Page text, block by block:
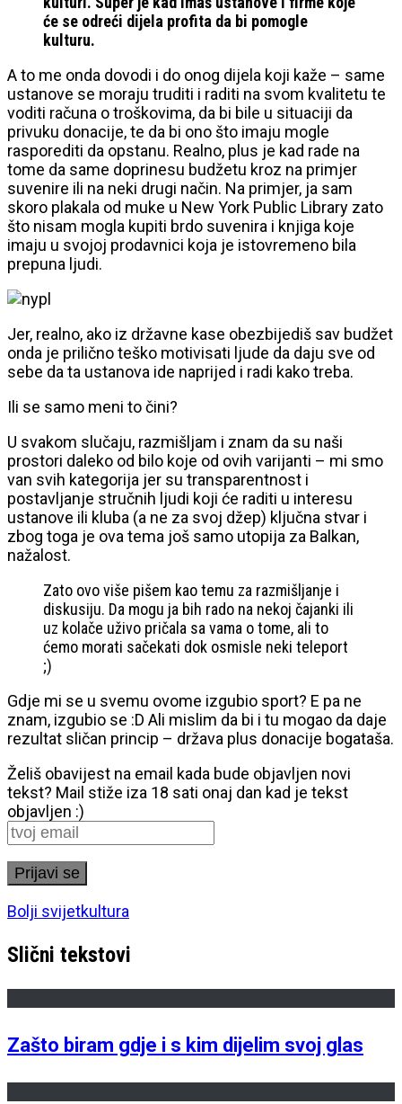
će se odreći dijela profita da bi pomogle
kulturu.
A to me onda dovodi i do onog dijela koji kaže – same
ustanove se moraju truditi i raditi na svom kvalitetu te
voditi računa o troškovima, da bi bile u situaciji da
privuku donacije, te da bi ono što imaju mogle
rasporediti da opstanu. Realno, plus je kad rade na
tome da same doprinesu budžetu kroz na primjer
suvenire ili na neki drugi način. Na primjer, ja sam
skoro plakala od muke u New York Public Library zato
što nisam mogla kupiti brdo suvenira i knjiga koje
imaju u svojoj prodavnici koja je istovremeno bila
prepuna ljudi.
Jer, realno, ako iz državne kase obezbijediš sav budžet
onda je prilično teško motivisati ljude da daju sve od
sebe da ta ustanova ide naprijed i radi kako treba.
Ili se samo meni to čini?
U svakom slučaju, razmišljam i znam da su naši
prostori daleko od bilo koje od ovih varijanti – mi smo
van svih kategorija jer su transparentnost i
postavljanje stručnih ljudi koji će raditi u interesu
ustanove ili kluba (a ne za svoj džep) ključna stvar i
zbog toga je ova tema još samo utopija za Balkan,
nažalost.
Zato ovo više pišem kao temu za razmišljanje i
diskusiju. Da mogu ja bih rado na nekoj čajanki ili
uz kolače uživo pričala sa vama o tome, ali to
ćemo morati sačekati dok osmisle neki teleport
;)
Gdje mi se u svemu ovome izgubio sport? E pa ne
znam, izgubio se :D Ali mislim da bi i tu mogao da daje
rezultat sličan princip – država plus donacije bogataša.
Želiš obavijest na email kada bude objavljen novi
tekst? Mail stiže iza 18 sati onaj dan kad je tekst
objavljen :)
Bolji svijetkultura
Slični tekstovi
Zašto biram gdje i s kim dijelim svoj glas